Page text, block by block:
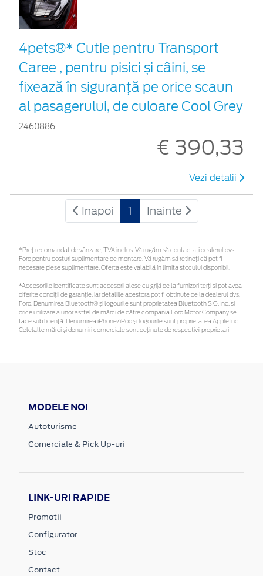
4pets®* Cutie pentru Transport
Caree , pentru pisici și câini, se
fixează în siguranță pe orice scaun
al pasagerului, de culoare Cool Grey
2460886
€ 390,33
Vezi detalii
Inapoi 1 Inainte
*Preţ recomandat de vânzare, TVA inclus. Vă rugăm să contactaţi dealerul dvs.
Ford pentru costuri suplimentare de montare. Vă rugăm să rețineți că pot fi
necesare piese suplimentare. Oferta este valabilă în limita stocului disponibil.
*Accesoriile identificate sunt accesorii alese cu grijă de la furnizori terți și pot avea
diferite condiții de garanție, iar detaliile acestora pot fi obținute de la dealerul dvs.
Ford. Denumirea Bluetooth® și logourile sunt proprietatea Bluetooth SIG, Inc. și
orice utilizare a unor astfel de mărci de către compania Ford Motor Company se
face sub licență. Denumirea iPhone/iPod și logourile sunt proprietatea Apple Inc.
Celelalte mărci și denumiri comerciale sunt deținute de respectivii proprietari
MODELE NOI
Autoturisme
Comerciale & Pick Up-uri
LINK-URI RAPIDE
Promotii
Configurator
Stoc
Contact